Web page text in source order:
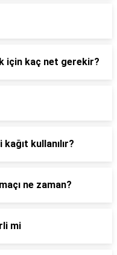
için kaç net gerekir?
kullanılır?
ne zaman?
mi